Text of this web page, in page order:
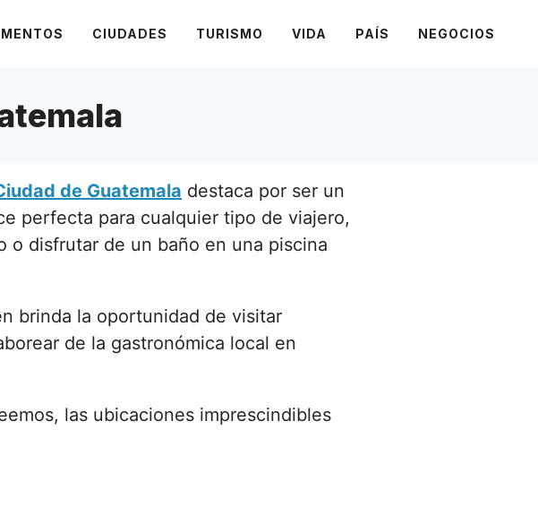
CIUDADES TURISMO VIDA PAÍS NEGOCIOS
de Guatemala destaca por ser un
perfecta para cualquier tipo de viajero,
o disfrutar de un baño en una piscina
brinda la oportunidad de visitar
de la gastronómica local en
las ubicaciones imprescindibles